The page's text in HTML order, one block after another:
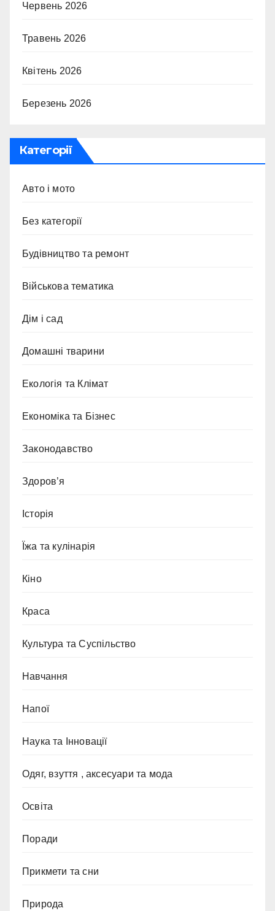
Червень 2026
Травень 2026
Квітень 2026
Березень 2026
Категорії
Авто і мото
Без категорії
Будівництво та ремонт
Військова тематика
Дім і сад
Домашні тварини
Екологія та Клімат
Економіка та Бізнес
Законодавство
Здоров’я
Історія
Їжа та кулінарія
Кіно
Краса
Культура та Суспільство
Навчання
Напої
Наука та Інновації
Одяг, взуття , аксесуари та мода
Освіта
Поради
Прикмети та сни
Природа